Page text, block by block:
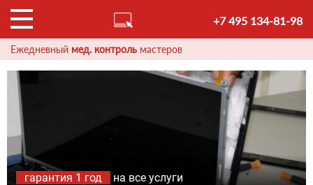
+7 495 134-81-98
Ежедневный мед. контроль мастеров
гарантия 1 год на все услуги